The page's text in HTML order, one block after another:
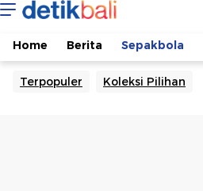
Home Berita Sepakbola
Terpopuler Koleksi Pilihan